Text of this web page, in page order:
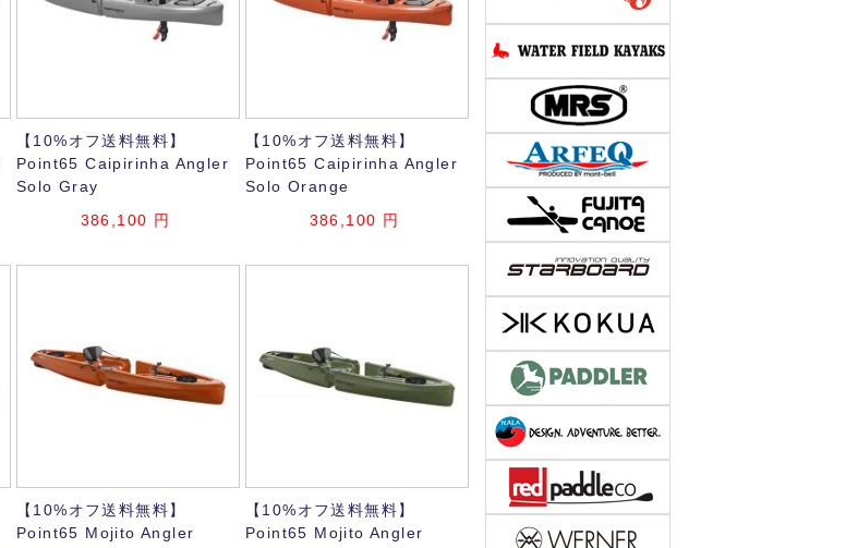
【10%オフ送料無料】
Point65 Caipirinha Angler
Solo Gray
386,100 円
【10%オフ送料無料】
Point65 Caipirinha Angler
Solo Orange
386,100 円
【10%オフ送料無料】
Point65 Mojito Angler
【10%オフ送料無料】
Point65 Mojito Angler